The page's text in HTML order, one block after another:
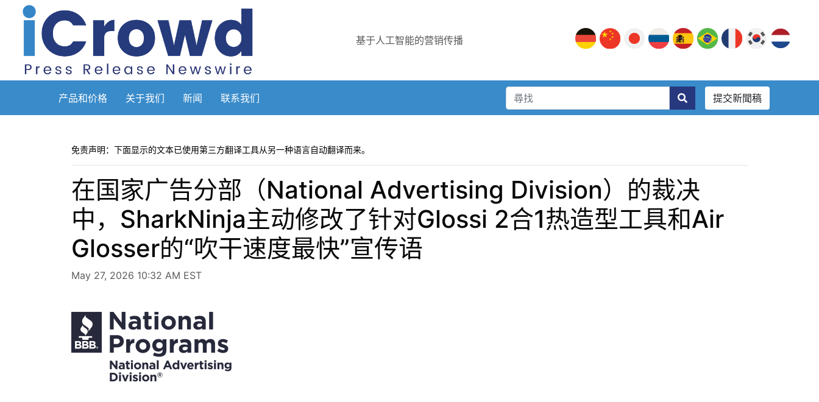
基于人工智能的营销传播
产品和价格 关于我们 新闻 联系我们 提交新聞稿
免责声明：下面显示的文本已使用第三方翻译工具从另一种语言自动翻译而来。
在国家广告分部（National Advertising Division）的裁决
中，SharkNinja主动修改了针对Glossi 2合1热造型工具和Air
Glosser的“吹干速度最快”宣传语
May 27, 2026 10:32 AM EST